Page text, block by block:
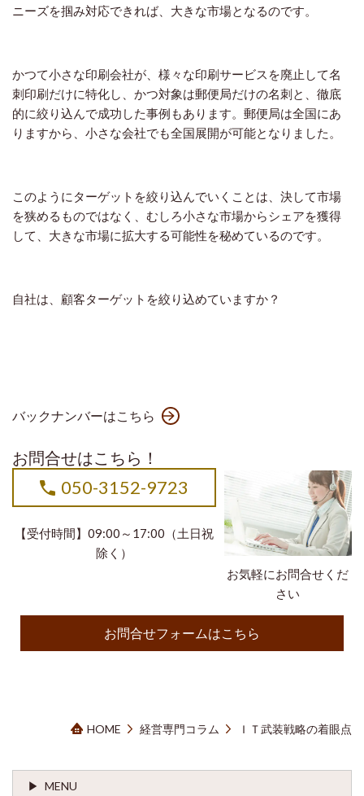
ニーズを掴み対応できれば、大きな市場となるのです。
かつて小さな印刷会社が、様々な印刷サービスを廃止して名
刺印刷だけに特化し、かつ対象は郵便局だけの名刺と、徹底
的に絞り込んで成功した事例もあります。郵便局は全国にあ
りますから、小さな会社でも全国展開が可能となりました。
このようにターゲットを絞り込んでいくことは、決して市場
を狭めるものではなく、むしろ小さな市場からシェアを獲得
して、大きな市場に拡大する可能性を秘めているのです。
自社は、顧客ターゲットを絞り込めていますか？
バックナンバーはこちら
お問合せはこちら！
お気軽にお問合せくだ
さい
050-3152-9723
【受付時間】09:00～17:00（土日祝
除く）
お問合せフォームはこちら
HOME 経営専門コラム ＩＴ武装戦略の着眼点
MENU